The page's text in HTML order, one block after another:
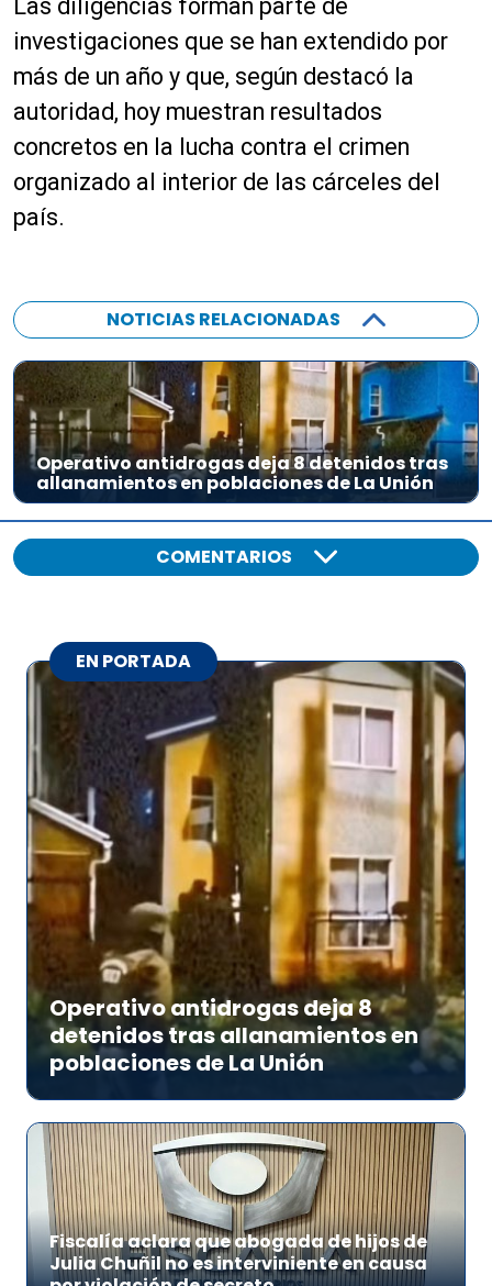
Las diligencias forman parte de
investigaciones que se han extendido por
más de un año y que, según destacó la
autoridad, hoy muestran resultados
concretos en la lucha contra el crimen
organizado al interior de las cárceles del
país.
NOTICIAS RELACIONADAS
Operativo antidrogas deja 8 detenidos tras
allanamientos en poblaciones de La Unión
COMENTARIOS
EN PORTADA
Operativo antidrogas deja 8
detenidos tras allanamientos en
poblaciones de La Unión
Fiscalía aclara que abogada de hijos de
Julia Chuñil no es interviniente en causa